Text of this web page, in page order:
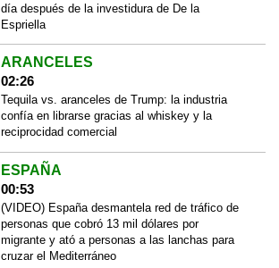
día después de la investidura de De la
Espriella
ARANCELES
02:26
Tequila vs. aranceles de Trump: la industria
confía en librarse gracias al whiskey y la
reciprocidad comercial
ESPAÑA
00:53
(VIDEO) España desmantela red de tráfico de
personas que cobró 13 mil dólares por
migrante y ató a personas a las lanchas para
cruzar el Mediterráneo